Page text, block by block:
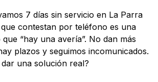
7 días sin servicio en La Parra
contestan por teléfono es una
“hay una avería”. No dan más
plazos y seguimos incomunicados.
dar una solución real?